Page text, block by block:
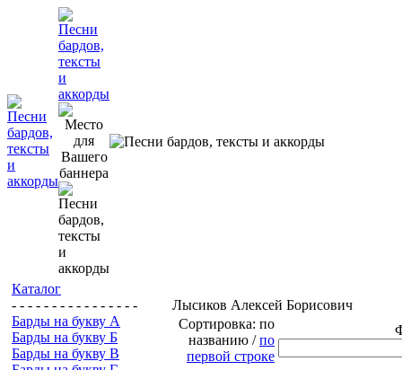
Каталог
- - - - - - - - - - - - - - - -
Барды на букву А
Барды на букву Б
Барды на букву В
Лысиков Алексей Борисович
Сортировка: по
названию /по
первой строке